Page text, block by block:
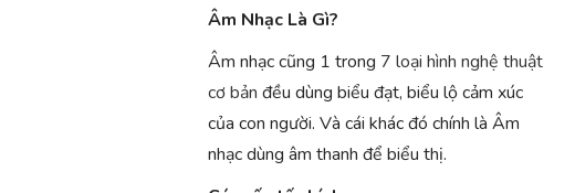
Âm Nhạc Là Gì?
Âm nhạc cũng 1 trong 7 loại hình nghệ thuật
cơ bản đều dùng biểu đạt, biểu lộ cảm xúc
của con người. Và cái khác đó chính là Âm
nhạc dùng âm thanh để biểu thị.